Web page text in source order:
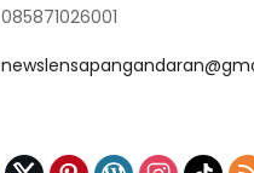
085871026001